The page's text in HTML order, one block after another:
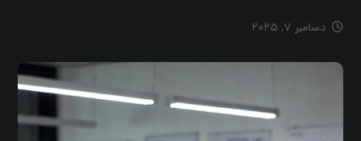
دسامبر ۷, ۲۰۲۵